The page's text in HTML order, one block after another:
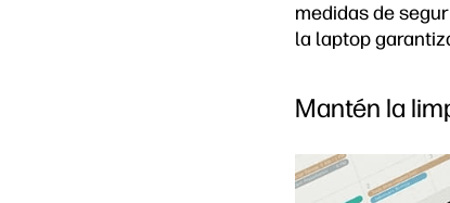
medidas de
la laptop
Mantén la